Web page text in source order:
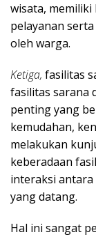
wisata, memiliki
pelayanan
oleh warga.
Ketiga, fasilitas
fasilitas sarana
penting yang
kemudahan,
melakukan
keberadaan
interaksi antara
yang datang.
Hal ini sangat